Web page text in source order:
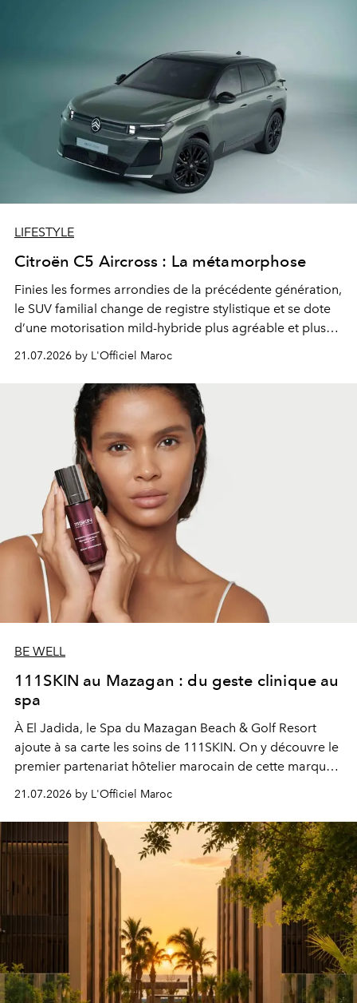
LIFESTYLE
Citroën C5 Aircross : La métamorphose
Finies les formes arrondies de la précédente génération,
le SUV familial change de registre stylistique et se dote
d’une motorisation mild-hybride plus agréable et plus
économe. à n’en pas douter, le nouveau C5 Aircross a
gagné en maturité.
21.07.2026 by L'Officiel Maroc
BE WELL
111SKIN au Mazagan : du geste clinique au
spa
À El Jadida, le Spa du Mazagan Beach & Golf Resort
ajoute à sa carte les soins de 111SKIN. On y découvre le
premier partenariat hôtelier marocain de cette marque
britannique, née dans un cabinet de chirurgie plastique
londonien et construite depuis autour d'un actif breveté,
le complexe NAC Y2™.
21.07.2026 by L'Officiel Maroc